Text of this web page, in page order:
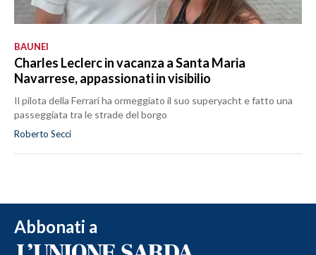
BAUNEI
Charles Leclerc in vacanza a Santa Maria
Navarrese, appassionati in visibilio
Il pilota della Ferrari ha ormeggiato il suo superyacht e fatto una
passeggiata tra le strade del borgo
Roberto Secci
Abbonati a